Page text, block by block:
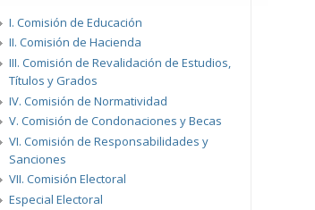
I. Comisión de Educación
II. Comisión de Hacienda
III. Comisión de Revalidación de Estudios,
Títulos y Grados
IV. Comisión de Normatividad
V. Comisión de Condonaciones y Becas
VI. Comisión de Responsabilidades y
Sanciones
VII. Comisión Electoral
Especial Electoral